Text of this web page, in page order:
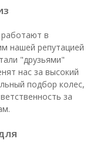
в
нашей репутацией
"друзьями"
нас за высокий
подбор колес,
за